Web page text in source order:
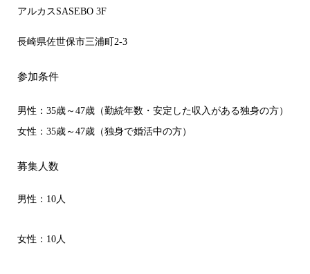
アルカスSASEBO 3F
長崎県佐世保市三浦町2-3
参加条件
男性：35歳～47歳（勤続年数・安定した収入がある独身の方）
女性：35歳～47歳（独身で婚活中の方）
募集人数
男性：10人
女性：10人